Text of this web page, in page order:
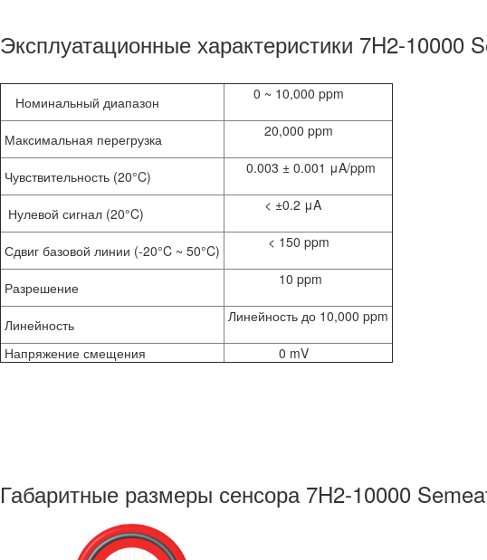
Эксплуатационные характеристики 7H2-10000
Номинальный диапазон 0 ~ 10,000 ppm
Максимальная перегрузка 20,000 ppm
Чувствительность (20°C) 0.003 ± 0.001 μA/ppm
Нулевой сигнал (20°C) < ±0.2 μA
Сдвиг базовой линии (-20°C ~ 50°C) < 150 ppm
Разрешение 10 ppm
Линейность Линейность до 10,000 ppm
Напряжение смещения 0 mV
Габаритные размеры сенсора 7H2-10000